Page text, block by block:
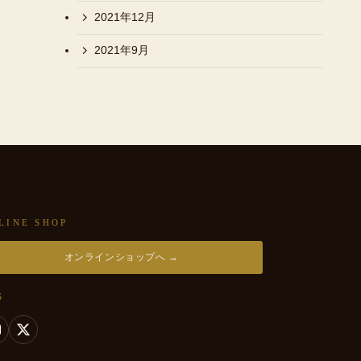
2021年12月
2021年9月
SHOP
オンラインショップへ →